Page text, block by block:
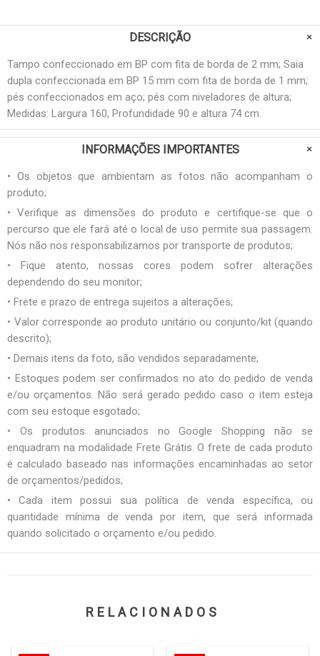
DESCRIÇÃO
Tampo confeccionado em BP com fita de borda de 2 mm; Saia
dupla confeccionada em BP 15 mm com fita de borda de 1 mm;
pés confeccionados em aço; pés com niveladores de altura;
Medidas: Largura 160, Profundidade 90 e altura 74 cm.
INFORMAÇÕES IMPORTANTES
• Os objetos que ambientam as fotos não acompanham o
produto;
• Verifique as dimensões do produto e certifique-se que o
percurso que ele fará até o local de uso permite sua passagem.
Nós não nos responsabilizamos por transporte de produtos;
• Fique atento, nossas cores podem sofrer alterações
dependendo do seu monitor;
• Frete e prazo de entrega sujeitos a alterações;
• Valor corresponde ao produto unitário ou conjunto/kit (quando
descrito);
• Demais itens da foto, são vendidos separadamente;
• Estoques podem ser confirmados no ato do pedido de venda
e/ou orçamentos. Não será gerado pedido caso o item esteja
com seu estoque esgotado;
• Os produtos anunciados no Google Shopping não se
enquadram na modalidade Frete Grátis. O frete de cada produto
é calculado baseado nas informações encaminhadas ao setor
de orçamentos/pedidos;
• Cada item possui sua política de venda específica, ou
quantidade mínima de venda por item, que será informada
quando solicitado o orçamento e/ou pedido.
RELACIONADOS